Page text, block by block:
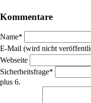
Kommentare
Pflichtfeld
Name*
Pflichtfeld
E-Mail (wird nicht
Webseite
Pflichtfeld
Sicherheitsfrage*
plus 6.